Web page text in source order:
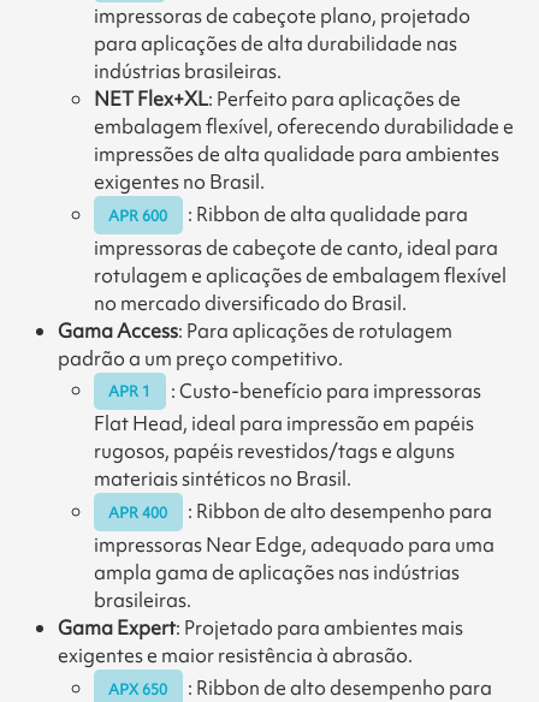
impressoras de cabeçote plano, projetado
para aplicações de alta durabilidade nas
indústrias brasileiras.
NET Flex+XL: Perfeito para aplicações de
embalagem flexível, oferecendo durabilidade e
impressões de alta qualidade para ambientes
exigentes no Brasil.
APR 600
: Ribbon de alta qualidade para
impressoras de cabeçote de canto, ideal para
rotulagem e aplicações de embalagem flexível
no mercado diversificado do Brasil.
Gama Access: Para aplicações de rotulagem
padrão a um preço competitivo.
APR 1
: Custo-benefício para impressoras
Flat Head, ideal para impressão em papéis
rugosos, papéis revestidos/tags e alguns
materiais sintéticos no Brasil.
APR 400
: Ribbon de alto desempenho para
impressoras Near Edge, adequado para uma
ampla gama de aplicações nas indústrias
brasileiras.
Gama Expert: Projetado para ambientes mais
exigentes e maior resistência à abrasão.
APX 650
: Ribbon de alto desempenho para